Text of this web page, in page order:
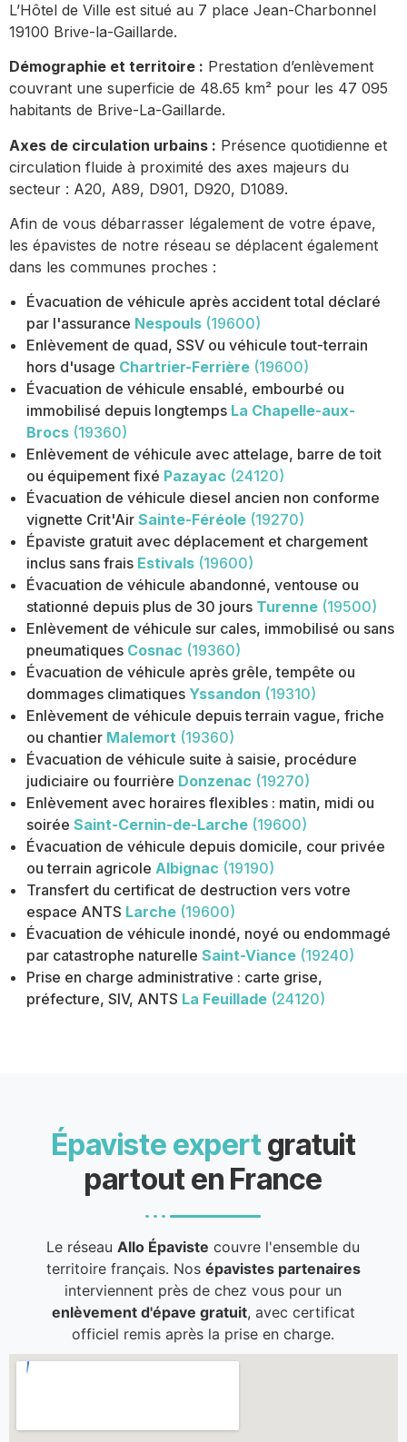
L’Hôtel de Ville est situé au 7 place Jean-Charbonnel
19100 Brive-la-Gaillarde.
Démographie et territoire : Prestation d’enlèvement
couvrant une superficie de 48.65 km² pour les 47 095
habitants de Brive-La-Gaillarde.
Axes de circulation urbains : Présence quotidienne et
circulation fluide à proximité des axes majeurs du
secteur : A20, A89, D901, D920, D1089.
Afin de vous débarrasser légalement de votre épave,
les épavistes de notre réseau se déplacent également
dans les communes proches :
Évacuation de véhicule après accident total déclaré
par l'assurance Nespouls (19600)
Enlèvement de quad, SSV ou véhicule tout-terrain
hors d'usage Chartrier-Ferrière (19600)
Évacuation de véhicule ensablé, embourbé ou
immobilisé depuis longtemps La Chapelle-aux-
Brocs (19360)
Enlèvement de véhicule avec attelage, barre de toit
ou équipement fixé Pazayac (24120)
Évacuation de véhicule diesel ancien non conforme
vignette Crit'Air Sainte-Féréole (19270)
Épaviste gratuit avec déplacement et chargement
inclus sans frais Estivals (19600)
Évacuation de véhicule abandonné, ventouse ou
stationné depuis plus de 30 jours Turenne (19500)
Enlèvement de véhicule sur cales, immobilisé ou sans
pneumatiques Cosnac (19360)
Évacuation de véhicule après grêle, tempête ou
dommages climatiques Yssandon (19310)
Enlèvement de véhicule depuis terrain vague, friche
ou chantier Malemort (19360)
Évacuation de véhicule suite à saisie, procédure
judiciaire ou fourrière Donzenac (19270)
Enlèvement avec horaires flexibles : matin, midi ou
soirée Saint-Cernin-de-Larche (19600)
Évacuation de véhicule depuis domicile, cour privée
ou terrain agricole Albignac (19190)
Transfert du certificat de destruction vers votre
espace ANTS Larche (19600)
Évacuation de véhicule inondé, noyé ou endommagé
par catastrophe naturelle Saint-Viance (19240)
Prise en charge administrative : carte grise,
préfecture, SIV, ANTS La Feuillade (24120)
Épaviste expertgratuit
partout en France
Le réseauAllo Épaviste couvre l'ensemble du
territoire français. Nos épavistes partenaires
interviennent près de chez vous pour un
enlèvement d'épave gratuit, avec certificat
officiel remis après la prise en charge.